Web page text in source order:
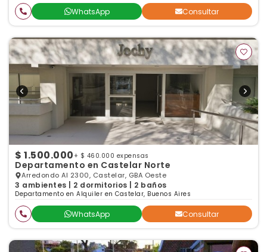
WhatsApp Consultar
$ 1.500.000 + $ 460.000 expensas
Departamento en Castelar Norte
Arredondo Al 2300, Castelar, GBA Oeste
3 ambientes | 2 dormitorios | 2 baños
Departamento en Alquiler en Castelar, Buenos Aires
WhatsApp Consultar